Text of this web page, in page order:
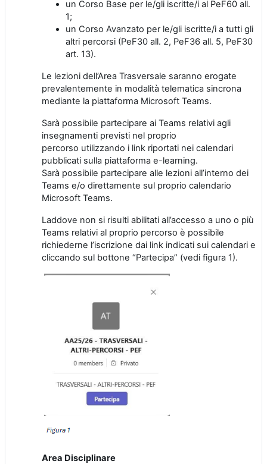
un Corso Base per le/gli iscritte/i al PeF60 all.
1;
un Corso Avanzato per le/gli iscritte/i a tutti gli
altri percorsi (PeF30 all. 2, PeF36 all. 5, PeF30
art. 13).
Le lezioni dell’Area Trasversale saranno erogate
prevalentemente in modalità telematica sincrona
mediante la piattaforma Microsoft Teams.
Sarà possibile partecipare ai Teams relativi agli
insegnamenti previsti nel proprio
percorso utilizzando i link riportati nei calendari
pubblicati sulla piattaforma e-learning.
Sarà possibile partecipare alle lezioni all’interno dei
Teams e/o direttamente sul proprio calendario
Microsoft Teams.
Laddove non si risulti abilitati all’accesso a uno o più
Teams relativi al proprio percorso è possibile
richiederne l’iscrizione dai link indicati sui calendari e
cliccando sul bottone “Partecipa” (vedi figura 1).
Area Disciplinare